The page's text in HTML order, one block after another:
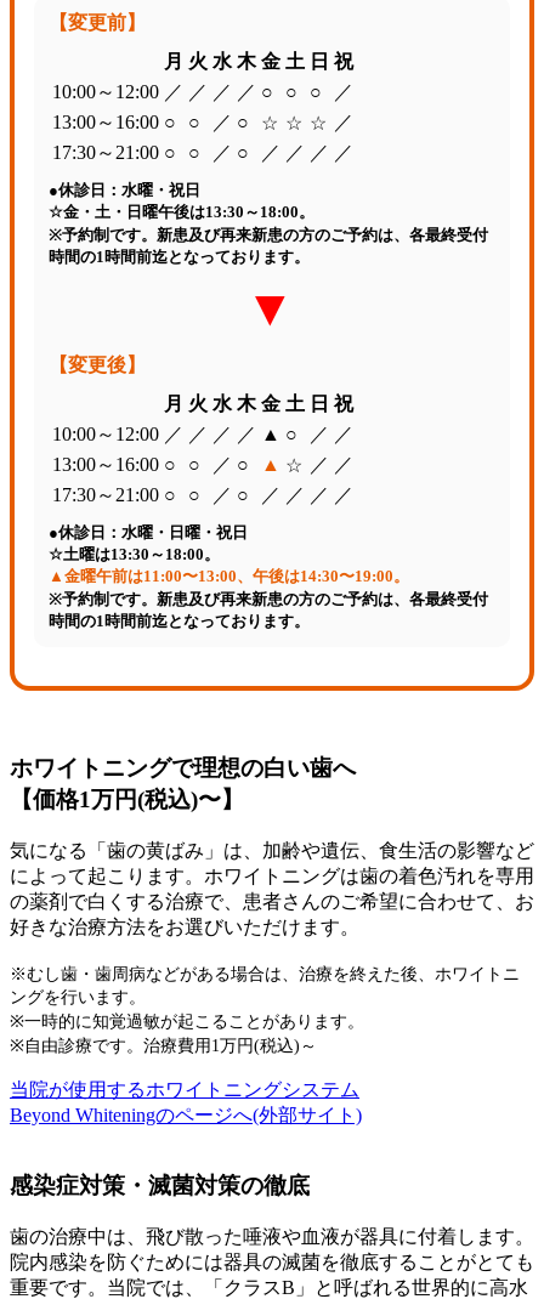
【変更前】
月 火 水 木 金 土 日 祝
10:00～12:00 ／ ／ ／ ／ ○ ○ ○
／
13:00～16:00 ○ ○ ／ ○ ☆ ☆ ☆ ／
17:30～21:00 ○ ○ ／ ○ ／ ／ ／ ／
●休診日：水曜・祝日
☆金・土・日曜午後は13:30～18:00。
※予約制です。新患及び再来新患の方のご予約は、各最終受付
時間の1時間前迄となっております。
▶
【変更後】
月 火 水 木 金 土 日 祝
10:00～12:00 ／ ／ ／ ／ ▲ ○ ／ ／
13:00～16:00 ○ ○ ／ ○ ▲ ☆ ／ ／
17:30～21:00 ○ ○ ／ ○ ／ ／ ／ ／
●休診日：水曜・日曜・祝日
☆土曜は13:30～18:00。
▲ 金曜午前は11:00〜13:00、午後は14:30〜19:00。
※予約制です。新患及び再来新患の方のご予約は、各最終受付
時間の1時間前迄となっております。
ホワイトニングで理想の白い歯へ
【価格1万円(税込)〜】
気になる「歯の黄ばみ」は、加齢や遺伝、食生活の影響など
によって起こります。ホワイトニングは歯の着色汚れを専用
の薬剤で白くする治療で、患者さんのご希望に合わせて、お
好きな治療方法をお選びいただけます。
※むし歯・歯周病などがある場合は、治療を終えた後、ホワイトニ
ングを行います。
※一時的に知覚過敏が起こることがあります。
※自由診療です。治療費用1万円(税込)～
当院が使用するホワイトニングシステム
Beyond Whiteningのページへ(外部サイト)
感染症対策・滅菌対策の徹底
歯の治療中は、飛び散った唾液や血液が器具に付着します。
院内感染を防ぐためには器具の滅菌を徹底することがとても
重要です。当院では、「クラスB」と呼ばれる世界的に高水